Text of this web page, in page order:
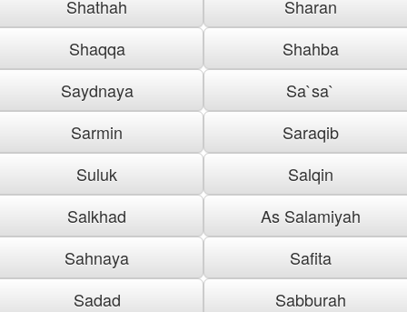
Shathah
Sharan
Shaqqa
Shahba
Saydnaya
Sa`sa`
Sarmin
Saraqib
Suluk
Salqin
Salkhad
As Salamiyah
Sahnaya
Safita
Sadad
Sabburah